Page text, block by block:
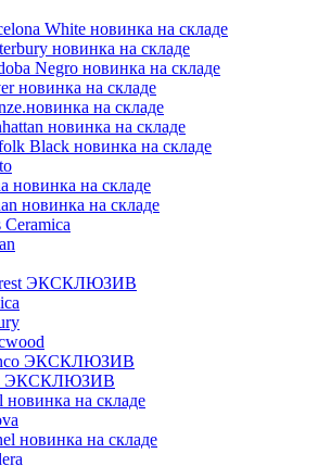
White новинка на складе
новинка на складе
Negro новинка на складе
новинка на складе
на складе
новинка на складе
Black новинка на складе
новинка на складе
новинка на складе
Ceramica
ЭКСКЛЮЗИВ
ЭКСКЛЮЗИВ
ЭКСКЛЮЗИВ
новинка на складе
новинка на складе